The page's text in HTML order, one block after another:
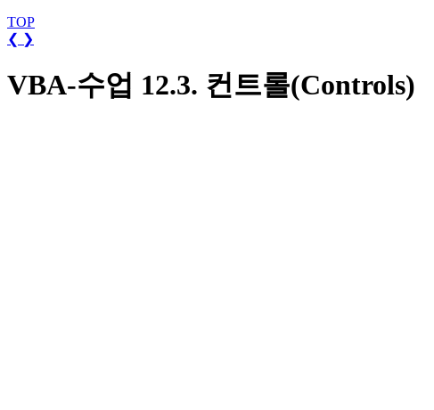
TOP
❮ ❯
VBA-수업 12.3. 컨트롤(Controls)